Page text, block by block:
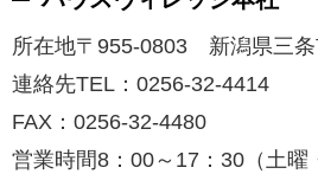
所在地〒955-0803 新潟県三
連絡先TEL：0256-32-4414
FAX：0256-32-4480
営業時間8：00～17：30（土曜